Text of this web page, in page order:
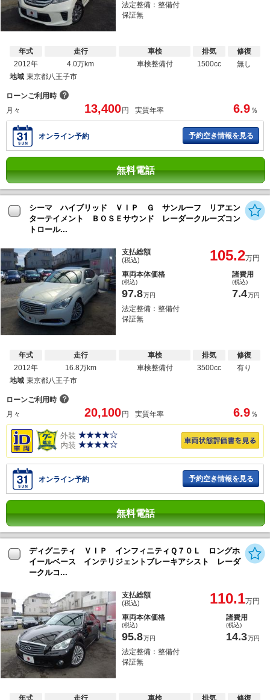
法定整備：整備付
保証無
年式
2012年
走行
4.0万km
車検
車検整備付
排気
1500cc
修復
無し
地域 東京都八王子市
ローンご利用時 ？
月々
13,400 円 実質年率 6.9 ％
オンライン予約 予約空き情報を見る
無料電話
シーマ ハイブリッド ＶＩＰ Ｇ サンルーフ リアエン
ターテイメント ＢＯＳＥサウンド レーダークルーズコン
トロール...
支払総額
(税込) 105.2万円
車両本体価格
(税込)
97.8万円
諸費用
(税込)
7.4万円
法定整備：整備付
保証無
年式
2012年
走行
16.8万km
車検
車検整備付
排気
3500cc
修復
有り
地域 東京都八王子市
ローンご利用時 ？
月々
20,100 円 実質年率 6.9 ％
外装
内装
オンライン予約 予約空き情報を見る
無料電話
ディグニティ ＶＩＰ インフィニティＱ７０Ｌ ロングホ
イールベース インテリジェントブレーキアシスト レーダ
ークルコ...
支払総額
(税込) 110.1万円
車両本体価格
(税込)
95.8万円
諸費用
(税込)
14.3万円
法定整備：整備付
保証無